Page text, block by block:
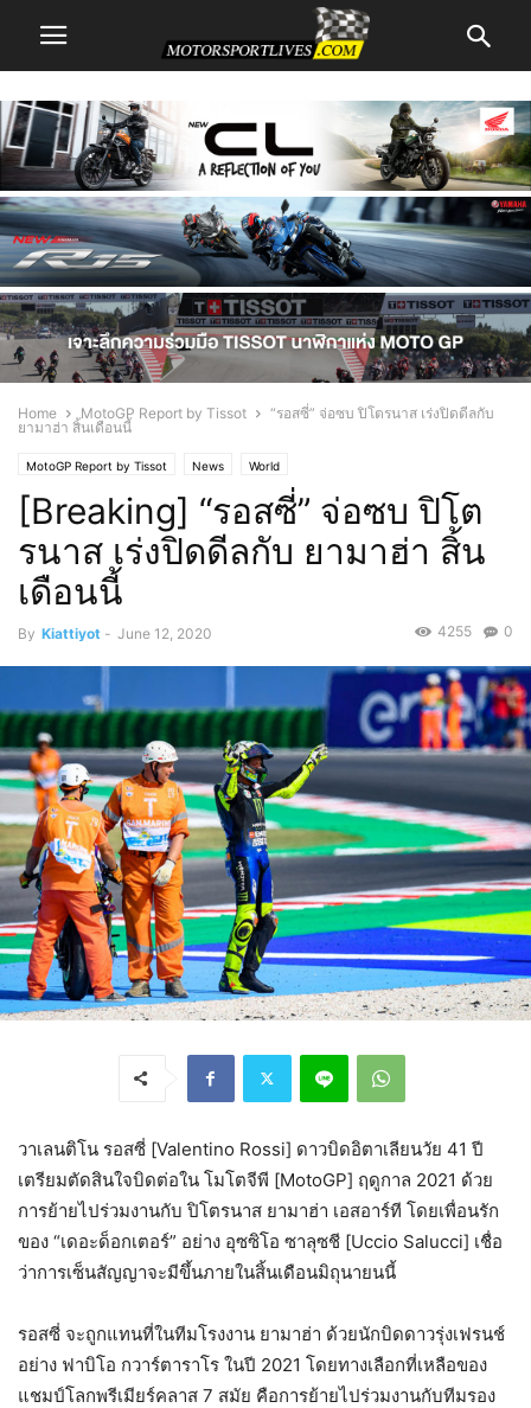
Home MotoGP Report by Tissot
“รอสซี่” จ่อซบ ปิโตรนาส เร่งปิดดีลกับ
ยามาฮ่า สิ้นเดือนนี้
MotoGP Report by Tissot News World
[Breaking] “รอสซี่” จ่อซบ ปิโต
รนาส เร่งปิดดีลกับ ยามาฮ่า สิ้น
เดือนนี้
By Kiattiyot - June 12, 2020 0
4255
วาเลนติโน รอสซี่ [Valentino Rossi] ดาวบิดอิตาเลียนวัย 41 ปี
เตรียมตัดสินใจบิดต่อใน โมโตจีพี [MotoGP] ฤดูกาล 2021 ด้วย
การย้ายไปร่วมงานกับ ปิโตรนาส ยามาฮ่า เอสอาร์ที โดยเพื่อนรัก
ของ “เดอะด็อกเตอร์” อย่าง อุซซิโอ ซาลุซชี [Uccio Salucci] เชื่อ
ว่าการเซ็นสัญญาจะมีขึ้นภายในสิ้นเดือนมิถุนายนนี้
รอสซี่ จะถูกแทนที่ในทีมโรงงาน ยามาฮ่า ด้วยนักบิดดาวรุ่งเฟรนช์
อย่าง ฟาบิโอ กวาร์ตาราโร ในปี 2021 โดยทางเลือกที่เหลือของ
แชมป์โลกพรีเมียร์คลาส 7 สมัย คือการย้ายไปร่วมงานกับทีมรอง